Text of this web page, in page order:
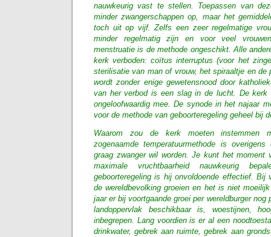
nauwkeurig vast te stellen. Toepassen van
minder zwangerschappen op, maar het
toch uit op vijf. Zelfs een zeer regelmatige
minder regelmatig zijn en voor veel
menstruatie is de methode ongeschikt. Alle
kerk verboden: coïtus interruptus (voor het
sterilisatie van man of vrouw, het spiraaltje en
wordt zonder enige gewetensnood door
van her verbod is een slag in de lucht. De kerk
ongeloofwaardig mee. De synode in het najaar
voor de methode van geboorteregeling geheel bij
Waarom zou de kerk moeten instemmen
zogenaamde temperatuurmethode is
graag zwanger wil worden. Je kunt het moment
maximale vruchtbaarheid nauwkeurig
geboorteregeling is hij onvoldoende effectief.
de wereldbevolking groeien en het is niet
jaar er bij voortgaande groei per wereldburger
landoppervlak beschikbaar is, woestijnen,
inbegrepen. Lang voordien is er al een
drinkwater, gebrek aan ruimte, gebrek aan